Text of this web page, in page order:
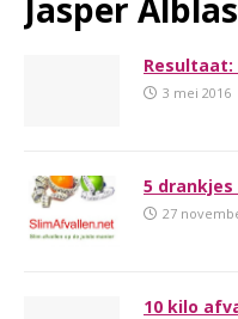
Jasper Alblas
3 mei 2016
5
27
10 kilo